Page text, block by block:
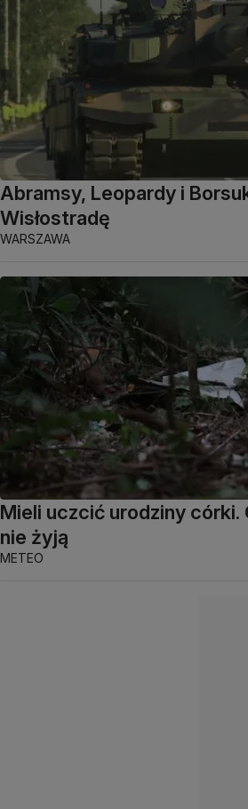
Abramsy, Leopardy i
Wisłostradę
WARSZAWA
Mieli uczcić urodziny
nie żyją
METEO